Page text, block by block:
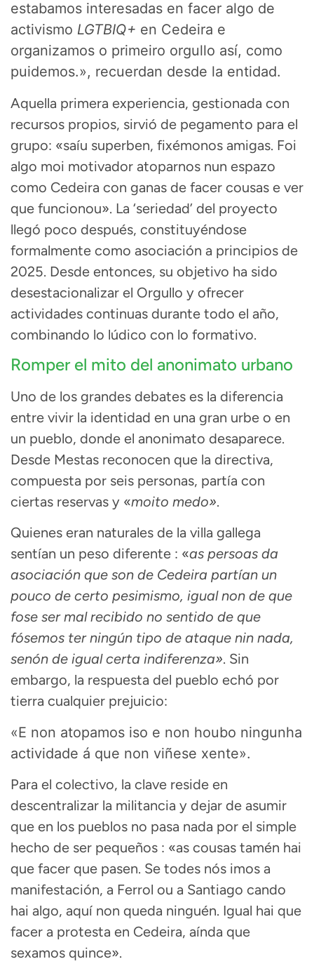
estabamos interesadas en facer algo de
activismo LGTBIQ+ en Cedeira e
organizamos o primeiro orgullo así, como
puidemos.», recuerdan desde la entidad.
Aquella primera experiencia, gestionada con
recursos propios, sirvió de pegamento para el
grupo: «saíu superben, fixémonos amigas. Foi
algo moi motivador atoparnos nun espazo
como Cedeira con ganas de facer cousas e ver
que funcionou». La ‘seriedad’ del proyecto
llegó poco después, constituyéndose
formalmente como asociación a principios de
2025. Desde entonces, su objetivo ha sido
desestacionalizar el Orgullo y ofrecer
actividades continuas durante todo el año,
combinando lo lúdico con lo formativo.
Romper el mito del anonimato urbano
Uno de los grandes debates es la diferencia
entre vivir la identidad en una gran urbe o en
un pueblo, donde el anonimato desaparece.
Desde Mestas reconocen que la directiva,
compuesta por seis personas, partía con
ciertas reservas y «moito medo».
Quienes eran naturales de la villa gallega
sentían un peso diferente : «as persoas da
asociación que son de Cedeira partían un
pouco de certo pesimismo, igualnon de que
fose ser mal recibido no sentido de que
fósemos ter ningún tipo de ataque nin nada,
senón de igual certa indiferenza». Sin
embargo, la respuesta del pueblo echó por
tierra cualquier prejuicio:
«E non atopamos iso e non houbo ningunha
actividade á que non viñese xente».
Para el colectivo, la clave reside en
descentralizar la militancia y dejar de asumir
que en los pueblos no pasa nada por el simple
hecho de ser pequeños : «as cousas tamén hai
que facer que pasen. Se todes nós imos a
manifestación, a Ferrol ou a Santiago cando
hai algo, aquí non queda ninguén. Igual hai que
facer a protesta en Cedeira, aínda que
sexamos quince».